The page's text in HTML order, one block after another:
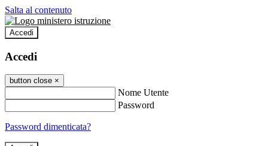
Salta al contenuto
Accedi
Accedi
button close ×
Nome Utente
Password
Password dimenticata?